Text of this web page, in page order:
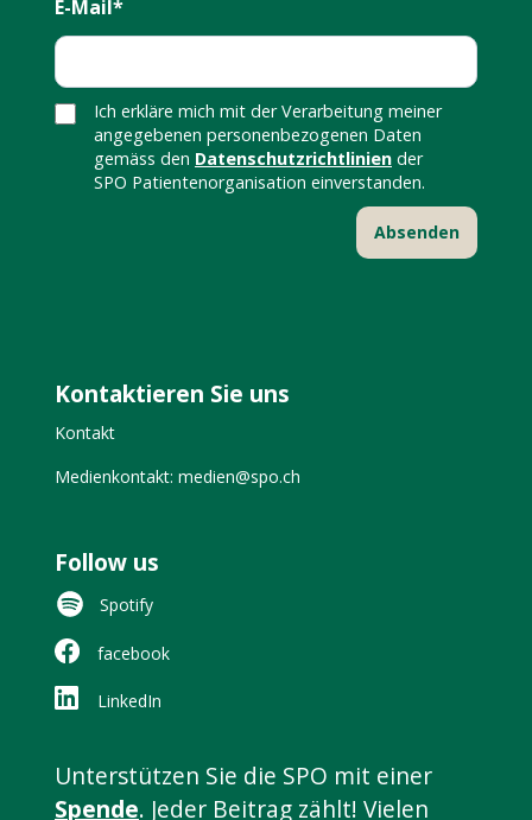
E-Mail*
Ich erkläre mich mit der Verarbeitung meiner
angegebenen personenbezogenen Daten
gemäss den Datenschutzrichtlinien der
SPO Patientenorganisation einverstanden.
Kontaktieren Sie uns
Kontakt
Medienkontakt: medien@spo.ch
Follow us
Spotify
facebook
LinkedIn
Unterstützen Sie die SPO mit einer
Spende. Jeder Beitrag zählt! Vielen